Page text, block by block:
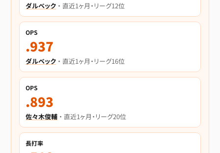
ダルベック ・ 直近1ヶ月・リーグ12位
OPS
.937
ダルベック ・ 直近1ヶ月・リーグ16位
OPS
.893
佐々木俊輔 ・ 直近1ヶ月・リーグ20位
長打率